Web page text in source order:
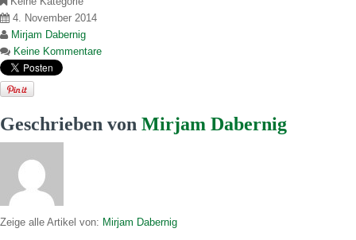
4. November 2014
Mirjam Dabernig
Keine Kommentare
Geschrieben von Mirjam Dabernig
Zeige alle Artikel von: Mirjam Dabernig